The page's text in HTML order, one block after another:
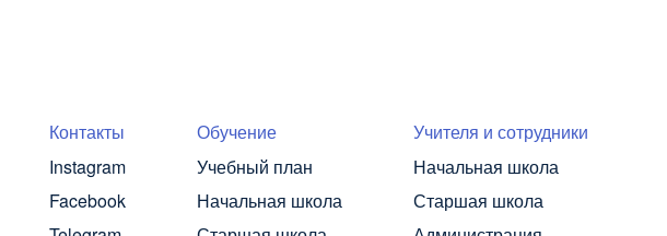
Контакты
Instagram
Facebook
Обучение
Учебный план
Начальная школа
Учителя и сотрудники
Начальная школа
Старшая школа